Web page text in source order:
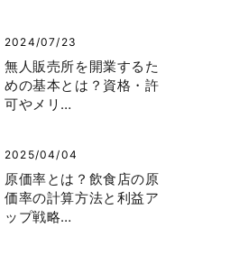
2024/07/23
無人販売所を開業するた
めの基本とは？資格・許
可やメリ…
2025/04/04
原価率とは？飲食店の原
価率の計算方法と利益ア
ップ戦略…